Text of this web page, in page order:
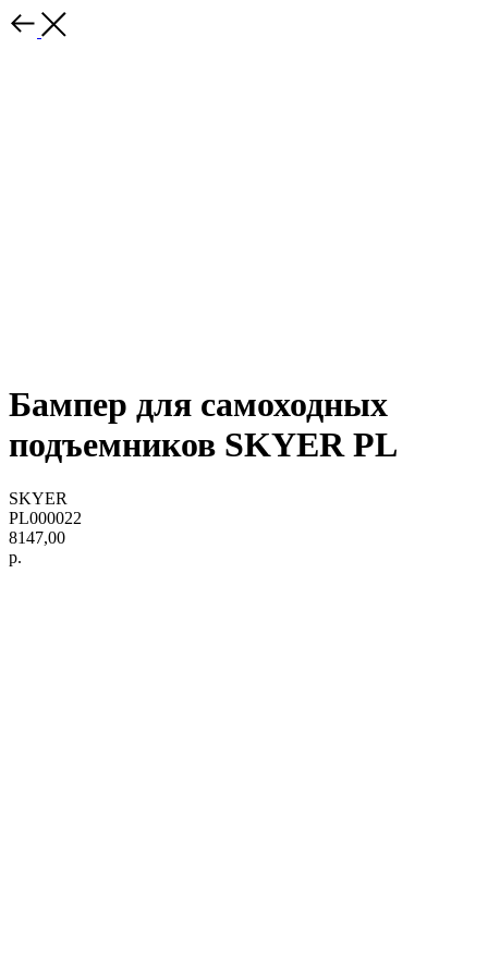
Бампер для самоходных
подъемников SKYER PL
SKYER
PL000022
8147,00
р.